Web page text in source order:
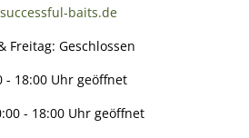
baits.de
Freitag: Geschlossen
- 18:00 Uhr geöffnet
- 18:00 Uhr geöffnet